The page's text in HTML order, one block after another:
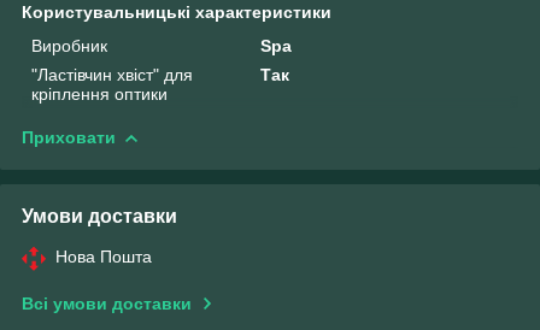
Користувальницькі характеристики
Виробник
Spa
"Ластівчин хвіст" для
кріплення оптики
Так
Приховати
Умови доставки
Нова Пошта
Всі умови доставки